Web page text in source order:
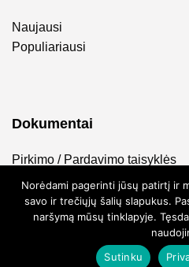
Naujausi
Populiariausi
Dokumentai
Pirkimo / Pardavimo taisyklės
Privatumo politika
2026 ©
Norėdami pagerinti jūsų patirtį ir
savo ir trečiųjų šalių slapukus.
naršymą mūsų tinklapyje.
Sutinku